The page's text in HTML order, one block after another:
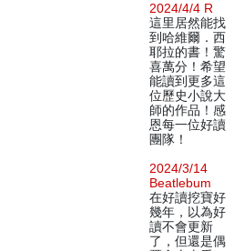
2024/4/4 R
這里居然能找
到哈維爾．西
耶拉的書！驚
喜萬分！希望
能讀到更多這
位歷史小說大
師的作品！感
恩每一位好讀
團隊！
2024/3/14
Beatlebum
在好讀挖寶好
幾年，以為好
讀不會更新
了，但還是偶